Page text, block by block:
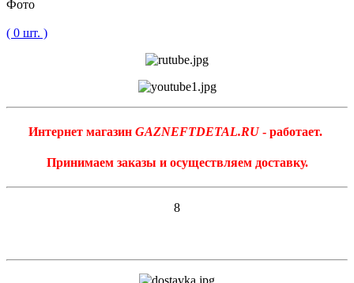
Фото
( 0 шт. )
Интернет магазин GAZNEFTDETAL.RU- работает.
Принимаем заказы и осуществляем доставку.
8